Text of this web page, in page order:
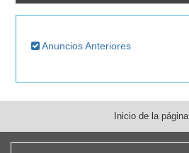
Anuncios Anteriores
Inicio de la página